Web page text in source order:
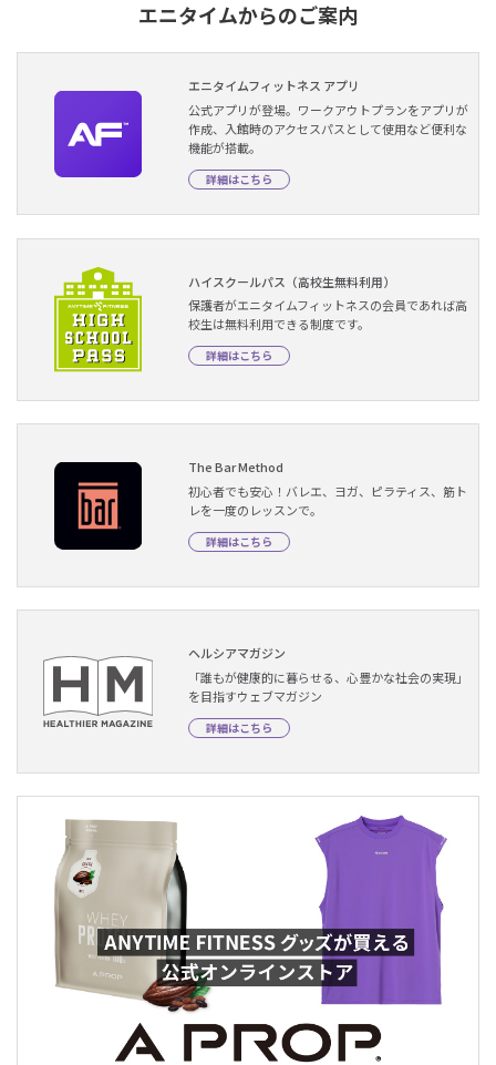
エニタイムからのご案内
エニタイムフィットネス アプリ
公式アプリが登場。ワークアウトプランをアプリが
作成、入館時のアクセスパスとして使用など便利な
機能が搭載。
詳細はこちら
ハイスクールパス（高校生無料利用）
保護者がエニタイムフィットネスの会員であれば高
校生は無料利用できる制度です。
詳細はこちら
The Bar Method
初心者でも安心！バレエ、ヨガ、ピラティス、筋ト
レを一度のレッスンで。
詳細はこちら
ヘルシアマガジン
「誰もが健康的に暮らせる、心豊かな社会の実現」
を目指すウェブマガジン
詳細はこちら